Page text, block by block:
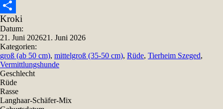
Snapchat
Teilen
Kroki
Datum:
21. Juni 202621. Juni 2026
Kategorien:
groß (ab 50 cm), mittelgroß (35-50 cm), Rüde, Tierheim Szeged,
Vermittlungshunde
Geschlecht
Rüde
Rasse
Langhaar-Schäfer-Mix